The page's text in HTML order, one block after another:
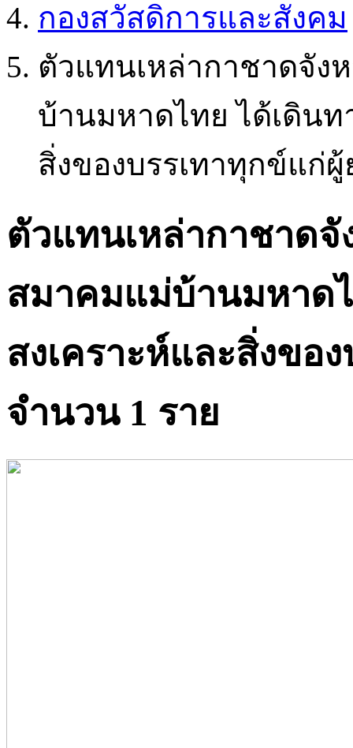
กองสวัสดิการและสังคม
ตัวแทนเหล่ากาชาดจัง
บ้านมหาดไทย ได้เดินท
สิ่งของบรรเทาทุกข์แก่
ตัวแทนเหล่ากาชาด
สมาคมแม่บ้านมหาด
สงเคราะห์และสิ่งขอ
จำนวน 1 ราย